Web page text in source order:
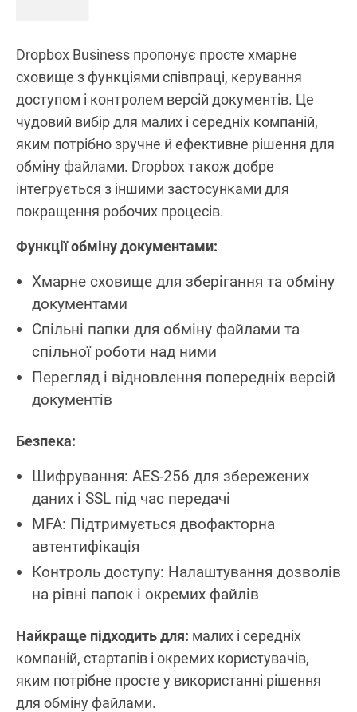
Dropbox Business пропонує просте хмарне
сховище з функціями співпраці, керування
доступом і контролем версій документів. Це
чудовий вибір для малих і середніх компаній,
яким потрібно зручне й ефективне рішення для
обміну файлами. Dropbox також добре
інтегрується з іншими застосунками для
покращення робочих процесів.
Функції обміну документами:
Хмарне сховище для зберігання та обміну
документами
Спільні папки для обміну файлами та
спільної роботи над ними
Перегляд і відновлення попередніх версій
документів
Безпека:
Шифрування: AES-256 для збережених
даних і SSL під час передачі
MFA: Підтримується двофакторна
автентифікація
Контроль доступу: Налаштування дозволів
на рівні папок і окремих файлів
Найкраще підходить для: малих і середніх
компаній, стартапів і окремих користувачів,
яким потрібне просте у використанні рішення
для обміну файлами.